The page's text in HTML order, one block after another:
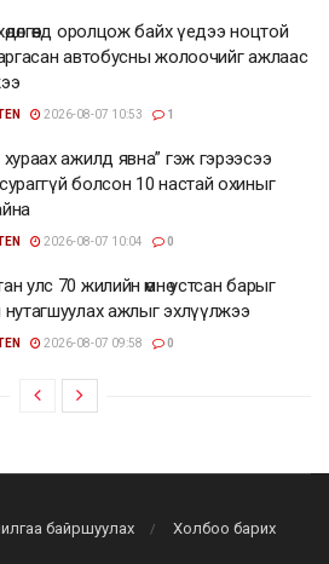
оролцож байх үедээ ноцтой
автобусны жолоочийг ажлаас
2026-08-07 10:53 1
хураах ажилд явна” гэж гэрээсээ
болсон 10 настай охиныг
2026-08-07 10:04 0
улс 70 жилийн өмнө устсан барыг
нутагшуулах ажлыг эхлүүлжээ
2026-08-07 09:58 0
байршуулах Холбоо барих